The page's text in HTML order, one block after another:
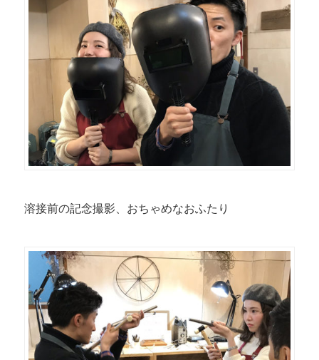
溶接前の記念撮影、おちゃめなおふたり